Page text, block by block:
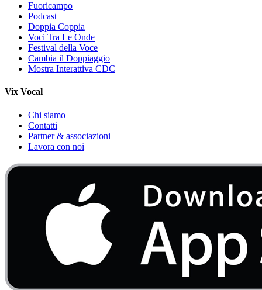
Fuoricampo
Podcast
Doppia Coppia
Voci Tra Le Onde
Festival della Voce
Cambia il Doppiaggio
Mostra Interattiva CDC
Vix Vocal
Chi siamo
Contatti
Partner & associazioni
Lavora con noi